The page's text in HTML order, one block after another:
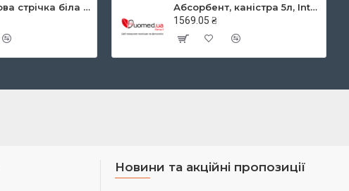
Мерсиленова стрічка біла (Mersilene Tape) 40 см × 5 мм дві голки CTX колюча Taper Point 48 мм 1/2 кола RS22
Абсорбент, каністра 5л, Intersorb, Intersurgical
1569.05 ₴
Новини та акційні пропозиції